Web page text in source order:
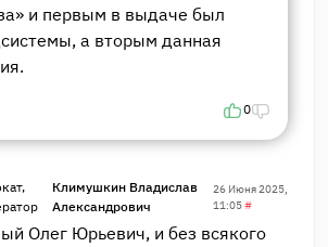
и первым в выдаче был
а вторым данная
0
Климушкин Владислав
Александрович
26 Июня 2025,
11:05#
Олег Юрьевич, и без всякого